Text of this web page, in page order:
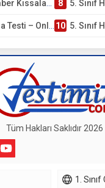
Testi – Online Çöz 8 5. Sınıf
– Online Çöz 10 5. Sınıf Hz.
Tüm Hakları Saklıdır 2026
1. Sınıf